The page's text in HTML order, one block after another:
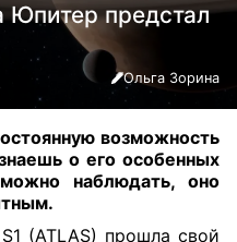
Юпитер предстал
Ольга Зорина
возможность
о его особенных
наблюдать, оно
(ATLAS) прошла свой